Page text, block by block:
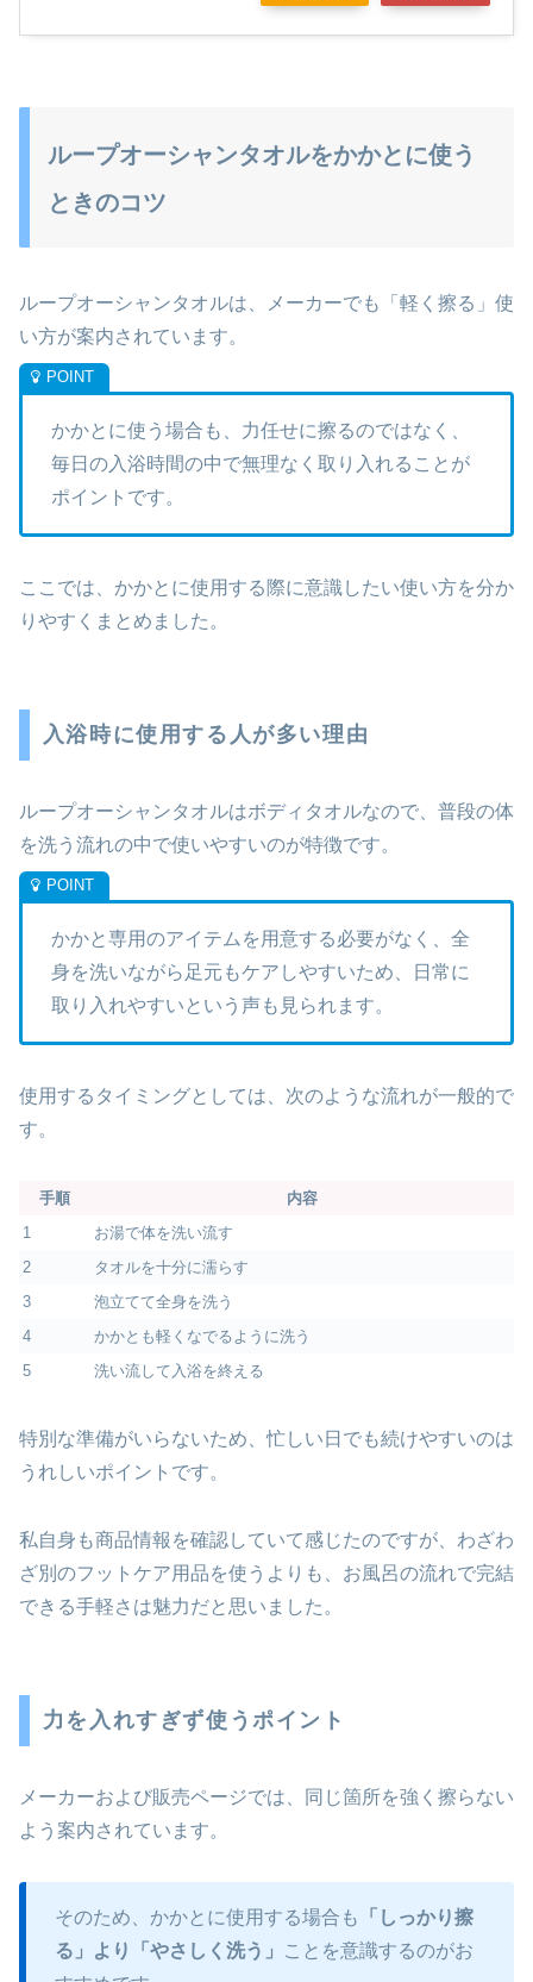
ループオーシャンタオルをかかとに使う
ときのコツ
ループオーシャンタオルは、メーカーでも「軽く擦る」使
い方が案内されています。
かかとに使う場合も、力任せに擦るのではなく、
毎日の入浴時間の中で無理なく取り入れることが
ポイントです。
ここでは、かかとに使用する際に意識したい使い方を分か
りやすくまとめました。
入浴時に使用する人が多い理由
ループオーシャンタオルはボディタオルなので、普段の体
を洗う流れの中で使いやすいのが特徴です。
かかと専用のアイテムを用意する必要がなく、全
身を洗いながら足元もケアしやすいため、日常に
取り入れやすいという声も見られます。
使用するタイミングとしては、次のような流れが一般的で
す。
手順
内容
1
お湯で体を洗い流す
2
タオルを十分に濡らす
3
泡立てて全身を洗う
4
かかとも軽くなでるように洗う
5
洗い流して入浴を終える
特別な準備がいらないため、忙しい日でも続けやすいのは
うれしいポイントです。
私自身も商品情報を確認していて感じたのですが、わざわ
ざ別のフットケア用品を使うよりも、お風呂の流れで完結
できる手軽さは魅力だと思いました。
力を入れすぎず使うポイント
メーカーおよび販売ページでは、同じ箇所を強く擦らない
よう案内されています。
そのため、かかとに使用する場合も
「しっかり擦
る」より「やさしく洗う」
ことを意識するのがお